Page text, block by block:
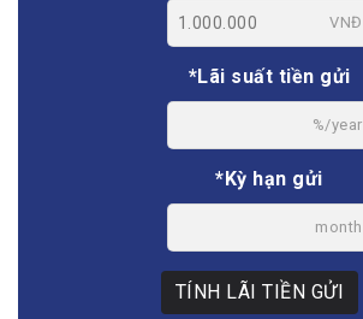
VNĐ
*Lãi suất tiền gửi
%/year
*Kỳ hạn gửi
month
TÍNH LÃI TIỀN GỬI